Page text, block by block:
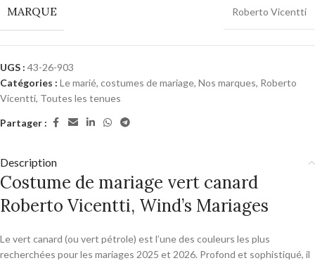
MARQUE Roberto Vicentti
UGS : 43-26-903
Catégories : Le marié, costumes de mariage, Nos marques, Roberto
Vicentti, Toutes les tenues
Partager :
Description
Costume de mariage vert canard
Roberto Vicentti, Wind’s Mariages
Le vert canard (ou vert pétrole) est l’une des couleurs les plus
recherchées pour les mariages 2025 et 2026. Profond et sophistiqué, il